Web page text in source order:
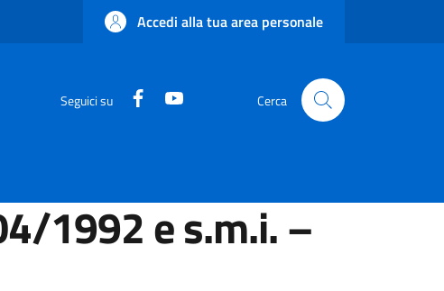
Accedi alla tua area personale
Seguici su Facebook Cerca
1992 e s.m.i. –